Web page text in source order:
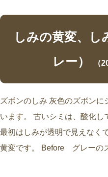
しみの黄変、し
レー）
（
ズボンのしみ 灰色のズボンに
います。 古いシミは、酸化し
最初はしみが透明で見えなく
黄変です。 Before グレーの